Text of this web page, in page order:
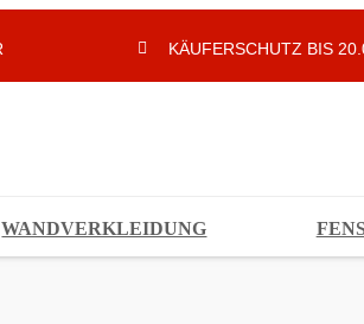
KÄUFERSCHUTZ BIS
WANDVERKLEIDUNG